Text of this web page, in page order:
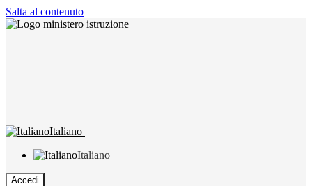
Salta al contenuto
Italiano
Italiano
Accedi